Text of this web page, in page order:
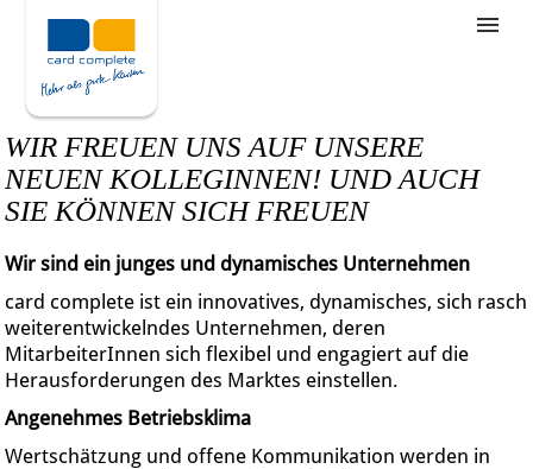
Stellenangebote
Unternehmensziele
Was wir bieten
Wie bewerbe ich mich
WIR FREUEN UNS AUF UNSERE
NEUEN KOLLEGINNEN! UND AUCH
SIE KÖNNEN SICH FREUEN
Wir sind ein junges und dynamisches Unternehmen
card complete ist ein innovatives, dynamisches, sich rasch
weiterentwickelndes Unternehmen, deren
MitarbeiterInnen sich flexibel und engagiert auf die
Herausforderungen des Marktes einstellen.
Angenehmes Betriebsklima
Wertschätzung und offene Kommunikation werden in